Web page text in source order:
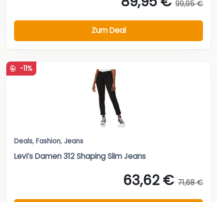
99,95 €
Zum Deal
-11%
Deals, Fashion, Jeans
Levi’s Damen 312 Shaping Slim Jeans
63,62 € 71,68 €